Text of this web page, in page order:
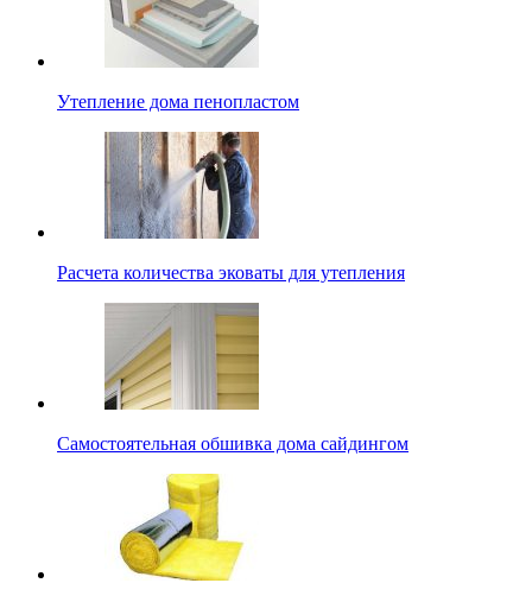
Утепление дома пенопластом
Расчета количества эковаты для утепления
Самостоятельная обшивка дома сайдингом